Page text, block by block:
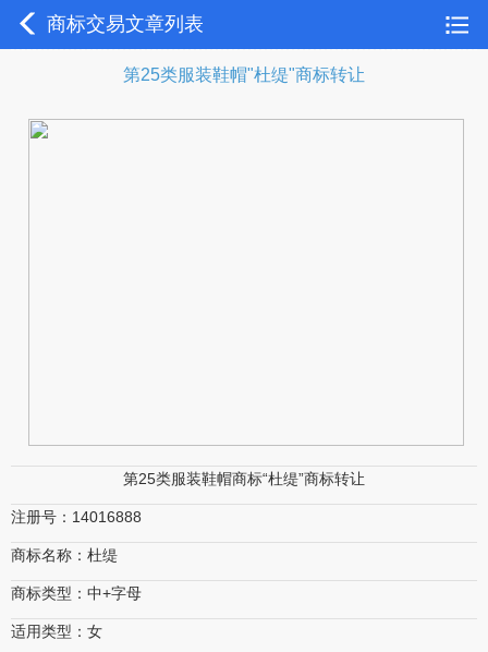
商标交易文章列表
第25类服装鞋帽"杜缇"商标转让
第25类服装鞋帽商标“杜缇”商标转让
注册号：14016888
商标名称：杜缇
商标类型：中+字母
适用类型：女